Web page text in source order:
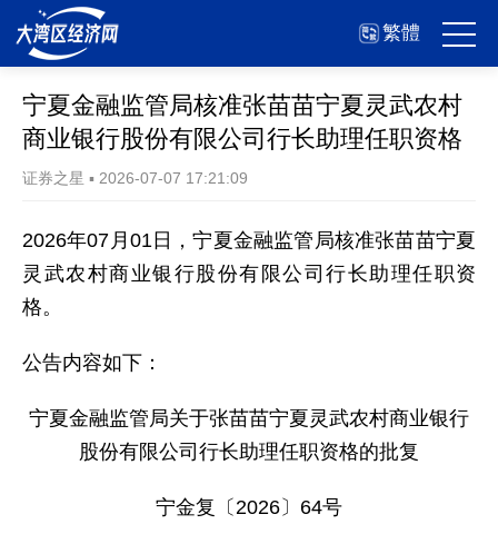
繁體
宁夏金融监管局核准张苗苗宁夏灵武农村
商业银行股份有限公司行长助理任职资格
证券之星 ▪ 2026-07-07 17:21:09
2026年07月01日，宁夏金融监管局核准张苗苗宁夏
灵武农村商业银行股份有限公司行长助理任职资
格。
公告内容如下：
宁夏金融监管局关于张苗苗宁夏灵武农村商业银行
股份有限公司行长助理任职资格的批复
宁金复〔2026〕64号